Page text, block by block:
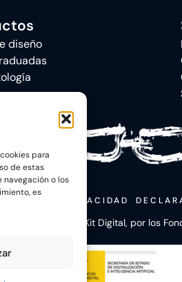
para
de estas
o los
es
diseño
DE PRIVACIDAD
con el Programa Kit Digital, por los